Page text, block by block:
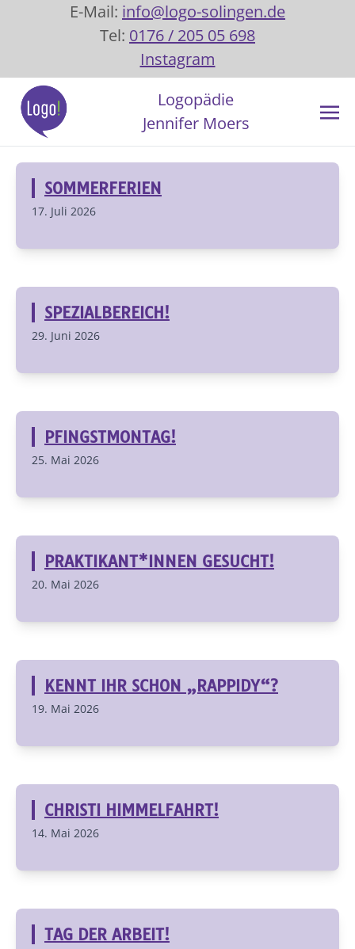
E-Mail: info@logo-solingen.de
Tel: 0176 / 205 05 698
Instagram
Logopädie
Jennifer Moers
SOMMERFERIEN
17. Juli 2026
SPEZIALBEREICH!
29. Juni 2026
PFINGSTMONTAG!
25. Mai 2026
PRAKTIKANT*INNEN GESUCHT!
20. Mai 2026
KENNT IHR SCHON „RAPPIDY“?
19. Mai 2026
CHRISTI HIMMELFAHRT!
14. Mai 2026
TAG DER ARBEIT!